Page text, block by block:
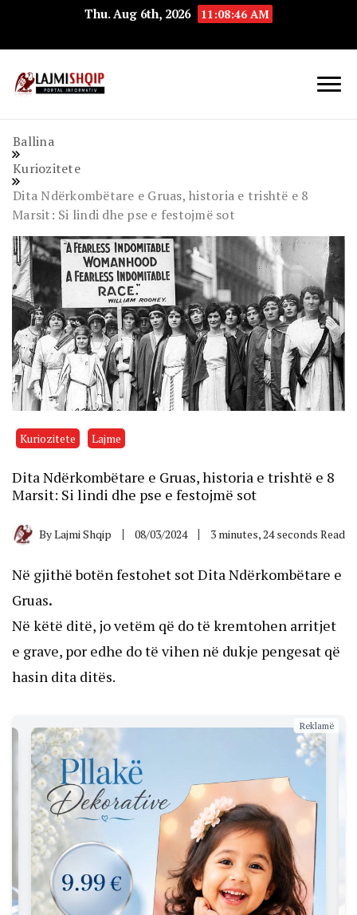
Thu. Aug 6th, 2026 11:08:47 AM
Ballina
Kuriozitete
Dita Ndërkombëtare e Gruas, historia e trishtë e 8
Marsit: Si lindi dhe pse e festojmë sot
Kuriozitete Lajme
Dita Ndërkombëtare e Gruas, historia e trishtë e 8
Marsit: Si lindi dhe pse e festojmë sot
ByLajmi Shqip 08/03/2024 3 minutes, 24 seconds Read
Në gjithë botën festohet sot Dita Ndërkombëtare e
Gruas.
Në këtë ditë, jo vetëm që do të kremtohen arritjet
e grave, por edhe do të vihen në dukje pengesat që
hasin dita ditës.
Reklamë